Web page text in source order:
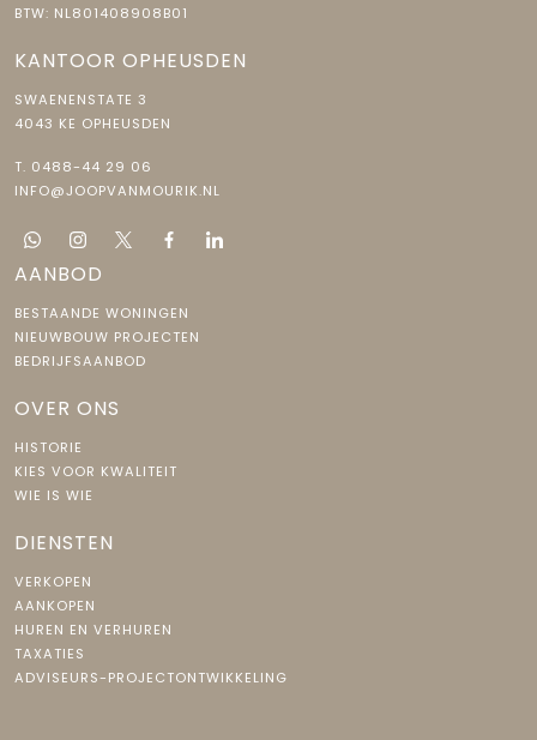
BTW: NL801408908B01
KANTOOR OPHEUSDEN
SWAENENSTATE 3
4043 KE OPHEUSDEN
T. 0488-44 29 06
INFO@JOOPVANMOURIK.NL
AANBOD
BESTAANDE WONINGEN
NIEUWBOUW PROJECTEN
BEDRIJFSAANBOD
OVER ONS
HISTORIE
KIES VOOR KWALITEIT
WIE IS WIE
DIENSTEN
VERKOPEN
AANKOPEN
HUREN EN VERHUREN
TAXATIES
ADVISEURS-PROJECTONTWIKKELING